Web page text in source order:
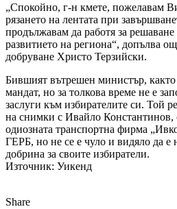
„Спокойно, г-н кмете, пожелавам
рязането на лентата при
продължавам да работя за
развитието на региона“, допълва
добруване Христо Терзийски.
Бившият вътрешен министър,
мандат, но за толкова време не е
заслуги към избирателите си. Той
на снимки с Ивайло Константинов,
одиозната транспортна фирма
ГЕРБ, но не се е чуло и видяло да е
добрина за своите избиратели.
Източник: Уикенд
Share